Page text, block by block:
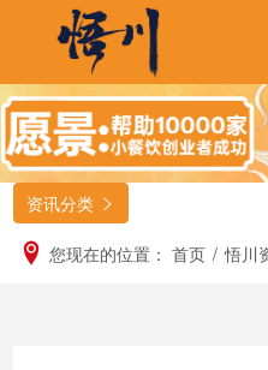
首页
关于悟川
品牌形象
资讯分类 
您现在的位置： 首页 / 悟川